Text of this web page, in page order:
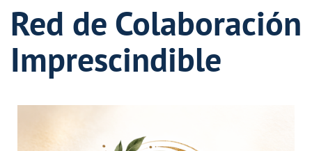
Red de Colaboración
Imprescindible